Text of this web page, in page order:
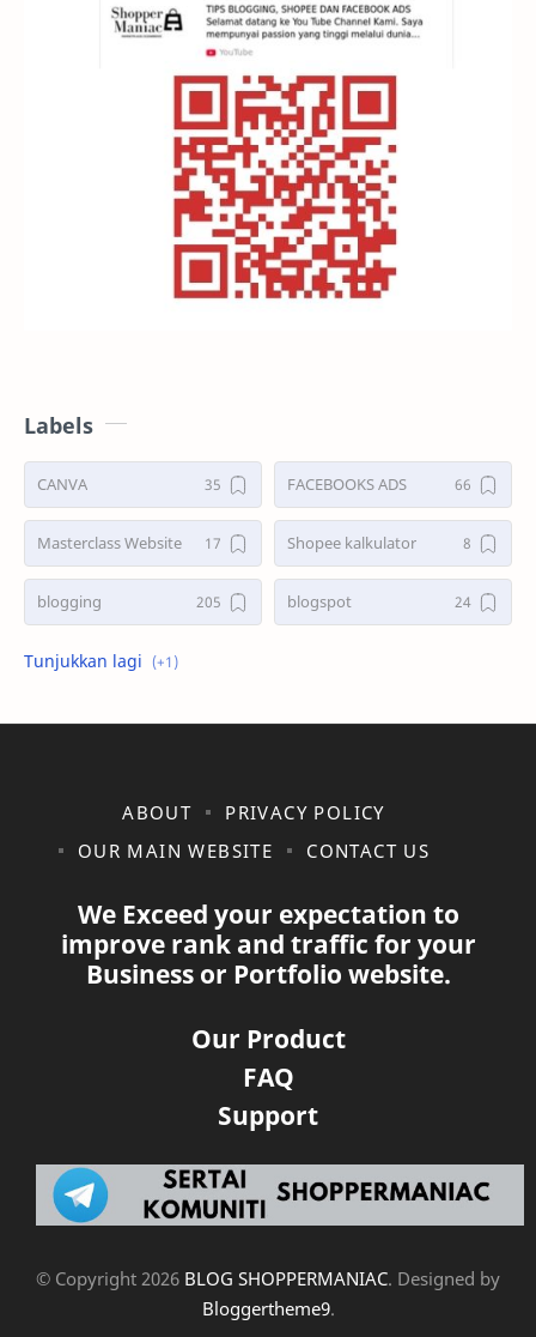
Labels
CANVA FACEBOOKS ADS
Masterclass Website Shopee kalkulator
blogging blogspot
shopee
ABOUT
PRIVACY POLICY
OUR MAIN WEBSITE
CONTACT US
We Exceed your expectation to
improve rank and traffic for your
Business or Portfolio website.
Our Product
FAQ
Support
© Copyright 2026 BLOG SHOPPERMANIAC. Designed by
Bloggertheme9.